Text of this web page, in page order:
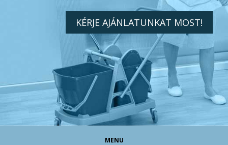
KÉRJE AJÁNLATUNKAT MOST!
MENU